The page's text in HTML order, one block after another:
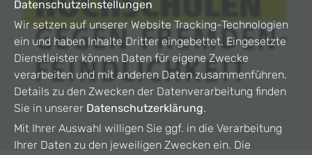
Datenschutzeinstellungen
Wir setzen auf unserer Website Tracking-Technologien
ein und haben Inhalte Dritter eingebettet. Eingesetzte
Dienstleister können Daten für eigene Zwecke
verarbeiten und mit anderen Daten zusammenführen.
Details zu den Zwecken der Datenverarbeitung finden
Sie in unserer Datenschutzerklärung.
Mit Ihrer Auswahl willigen Sie ggf. in die Verarbeitung
Ihrer Daten zu den jeweiligen Zwecken ein. Die